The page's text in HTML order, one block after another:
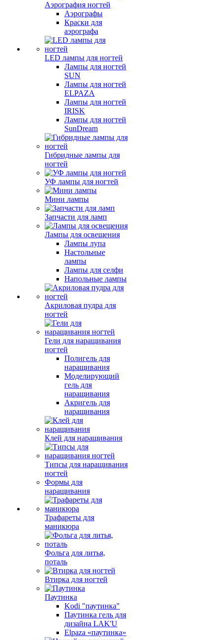
Аэрография ногтей
Аэрографы
Краски для
аэрографа
LED лампы для ногтей
Лампы для ногтей
SUN
Лампы для ногтей
ELPAZA
Лампы для ногтей
IRISK
Лампы для ногтей
SunDream
Гибридные лампы для
ногтей
УФ лампы для ногтей
Мини лампы
Запчасти для ламп
Лампы для освещения
Лампы лупа
Настольные
лампы
Лампы для селфи
Напольные лампы
Акриловая пудра для
ногтей
Гели для наращивания
ногтей
Полигель для
наращивания
Моделирующий
гель для
наращивания
Акригель для
наращивания
Клей для наращивания
Типсы для наращивания
ногтей
Формы для
наращивания
Трафареты для
маникюра
Фольга для литья,
поталь
Втирка для ногтей
Паутинка
Kodi "паутинка"
Паутинка гель для
дизайна LAK'U
Elpaza «паутинка»